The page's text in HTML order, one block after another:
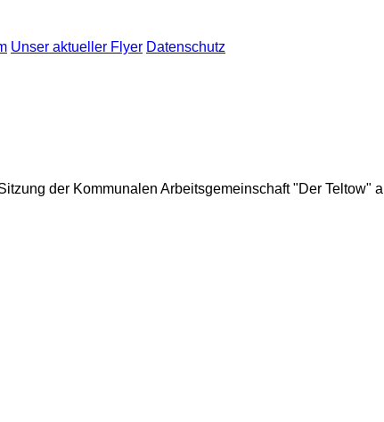
Unser aktueller Flyer Datenschutz
der Kommunalen Arbeitsgemeinschaft "Der Teltow"